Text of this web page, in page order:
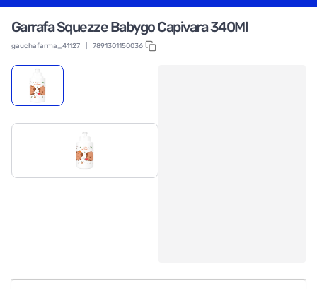
Garrafa Squezze Babygo Capivara 340Ml
gauchafarma_41127 7891301150036